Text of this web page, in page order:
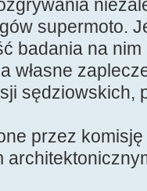
supermoto.
badania na
własne
sędziowskich,
przez